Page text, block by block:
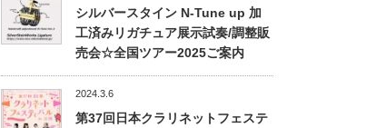
シルバースタイン N-Tune up 加
工済みリガチュア展示試奏/調整販
売会☆全国ツアー2025ご案内
2024.3.6
第37回日本クラリネットフェステ